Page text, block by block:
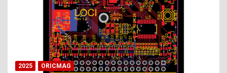
t
p
h
o
n
2025 ORICMAG